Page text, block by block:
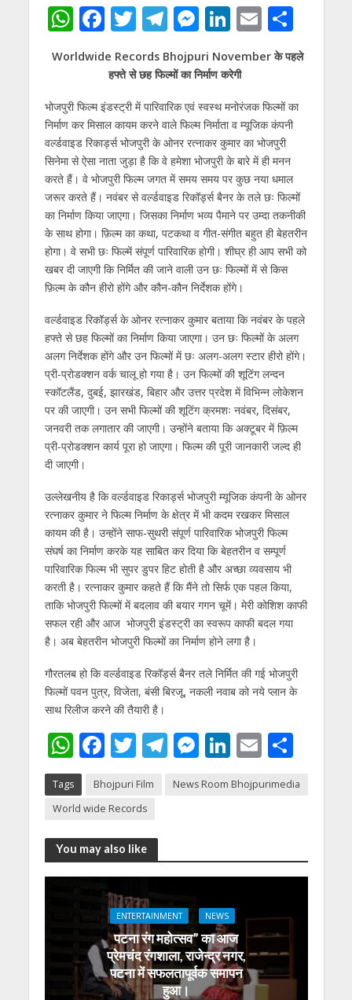
W
h
at
s
A
p
p
F
ac
e
b
o
o
k
T
w
itt
er
T
el
e
gr
a
m
M
e
ss
n
g
er
Li
k
e
dI
n
E
m
ai
l
S
h
ar
Worldwide Records Bhojpuri November के पहले
हफ्ते से छह फिल्मों का निर्माण करेगी
भोजपुरी फिल्म इंडस्ट्री में पारिवारिक एवं स्वस्थ मनोरंजक फिल्मों का
निर्माण कर मिसाल कायम करने वाले फिल्म निर्माता व म्यूजिक कंपनी
वर्ल्डवाइड रिकार्ड्स भोजपुरी के ओनर रत्नाकर कुमार का भोजपुरी
सिनेमा से ऐसा नाता जुड़ा है कि वे हमेशा भोजपुरी के बारे में ही मनन
करते हैं। वे भोजपुरी फिल्म जगत में समय समय पर कुछ नया धमाल
जरूर करते हैं। नवंबर से वर्ल्डवाइड रिकॉर्ड्स बैनर के तले छः फिल्मों
का निर्माण किया जाएगा। जिसका निर्माण भव्य पैमाने पर उम्दा तकनीकी
के साथ होगा। फ़िल्म का कथा, पटकथा व गीत-संगीत बहुत ही बेहतरीन
होगा। वे सभी छः फिल्में संपूर्ण पारिवारिक होगी। शीघ्र ही आप सभी को
खबर दी जाएगी कि निर्मित की जाने वाली उन छः फिल्मों में से किस
फ़िल्म के कौन हीरो होंगे और कौन-कौन निर्देशक होंगे।
वर्ल्डवाइड रिकॉर्ड्स के ओनर रत्नाकर कुमार बताया कि नवंबर के पहले
हफ्ते से छह फिल्मों का निर्माण किया जाएगा। उन छः फिल्मों के अलग
अलग निर्देशक होंगे और उन फिल्मों में छः अलग-अलग स्टार हीरो होंगे।
प्री-प्रोडक्शन वर्क चालू हो गया है। उन फिल्मों की शूटिंग लन्दन
स्कॉटलैंड, दुबई, झारखंड, बिहार और उत्तर प्रदेश में विभिन्न लोकेशन
पर की जाएगी। उन सभी फिल्मों की शूटिंग क्रमशः नवंबर, दिसंबर,
जनवरी तक लगातार की जाएगी। उन्होंने बताया कि अक्टूबर में फ़िल्म
प्री-प्रोडक्शन कार्य पूरा हो जाएगा। फिल्म की पूरी जानकारी जल्द ही
दी जाएगी।
उल्लेखनीय है कि वर्ल्डवाइड रिकार्ड्स भोजपुरी म्यूजिक कंपनी के ओनर
रत्नाकर कुमार ने फिल्म निर्माण के क्षेत्र में भी कदम रखकर मिसाल
कायम की है। उन्होंने साफ-सुथरी संपूर्ण पारिवारिक भोजपुरी फिल्म
संघर्ष का निर्माण करके यह साबित कर दिया कि बेहतरीन व सम्पूर्ण
पारिवारिक फिल्म भी सुपर डुपर हिट होती है और अच्छा व्यवसाय भी
करती है। रत्नाकर कुमार कहते हैं कि मैंने तो सिर्फ एक पहल किया,
ताकि भोजपुरी फिल्मों में बदलाव की बयार गगन चूमें। मेरी कोशिश काफी
सफल रही और आज भोजपुरी इंडस्ट्री का स्वरूप काफी बदल गया
है। अब बेहतरीन भोजपुरी फिल्मों का निर्माण होने लगा है।
गौरतलब हो कि वर्ल्डवाइड रिकॉर्ड्स बैनर तले निर्मित की गई भोजपुरी
फिल्मों पवन पुत्र, विजेता, बंसी बिरजू, नकली नवाब को नये प्लान के
साथ रिलीज करने की तैयारी है।
W
h
at
s
A
p
F
ac
e
b
o
o
k
T
w
itt
er
T
el
e
m
M
e
ss
g
Li
n
k
n
E
m
ai
S
ar
Tags Bhojpuri Film
News Room Bhojpurimedia
World wide Records
You may also like
ENTERTAINMENT NEWS
पटना रंग महोत्सव” का आज
प्रेमचंद रंगशाला, राजेन्द्र नगर,
पटना में सफलतापूर्वक समापन
हुआ।